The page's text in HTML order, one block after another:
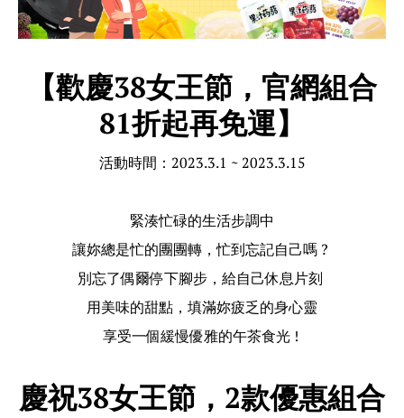
【歡慶38女王節，官網組合
81折起再免運】
活動時間：2023.3.1 ~ 2023.3.15
緊湊忙碌的生活步調中
讓妳總是忙的團團轉，忙到忘記自己嗎 ?
別忘了偶爾停下腳步，給自己休息片刻
用美味的甜點，填滿妳疲乏的身心靈
享受一個緩慢優雅的午茶食光 !
慶祝38女王節，2款優惠組合